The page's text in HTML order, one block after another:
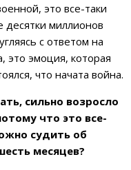
это все-таки
десятки миллионов
с ответом на
это эмоция, которая
что начата война.
сильно возросло
что это все-
судить об
месяцев?